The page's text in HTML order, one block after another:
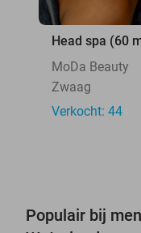
Head spa (60
MoDa Beauty
Zwaag
Verkocht: 44
Populair bij